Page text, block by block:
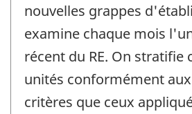
nouvelles grappes
examine chaque mois
récent du RE. On stratifie
unités conformément
critères que ceux